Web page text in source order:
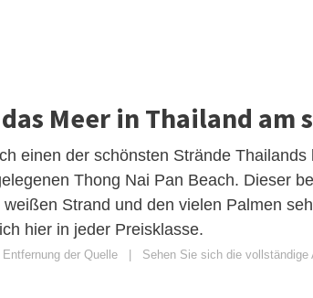
Meer in Thailand am
einen der schönsten Strände
Thong Nai Pan Beach. Dieser
Strand und den vielen Palmen
hier in jeder Preisklasse.
der Quelle Sehen Sie sich die